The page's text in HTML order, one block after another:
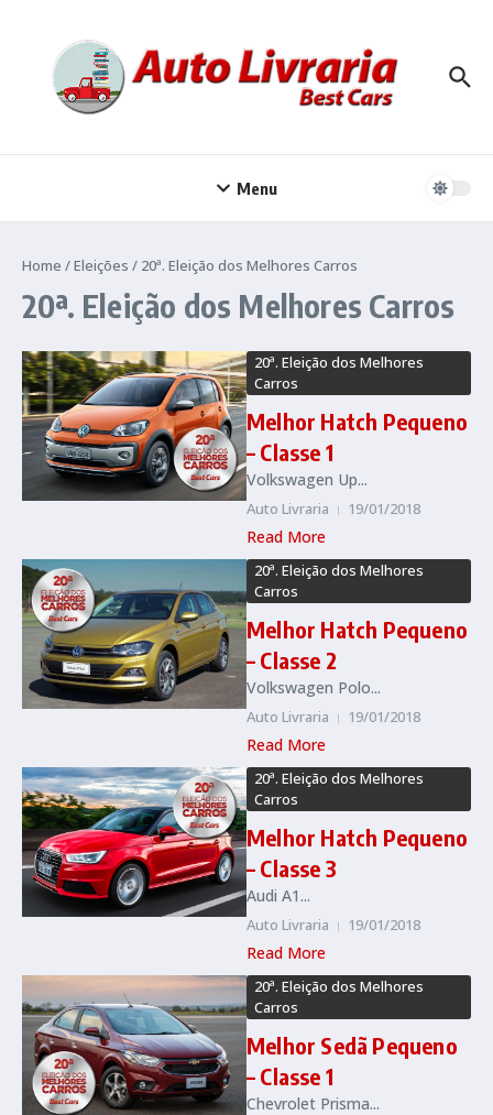
Menu
Home /Eleições / 20ª. Eleição dos Melhores Carros
20ª. Eleição dos Melhores Carros
20ª. Eleição dos Melhores
Carros
Melhor Hatch Pequeno
– Classe 1
Volkswagen Up...
Auto Livraria 19/01/2018
Read More
20ª. Eleição dos Melhores
Carros
Melhor Hatch Pequeno
– Classe 2
Volkswagen Polo...
Auto Livraria 19/01/2018
Read More
20ª. Eleição dos Melhores
Carros
Melhor Hatch Pequeno
– Classe 3
Audi A1...
Auto Livraria 19/01/2018
Read More
20ª. Eleição dos Melhores
Carros
Melhor Sedã Pequeno
– Classe 1
Chevrolet Prisma...